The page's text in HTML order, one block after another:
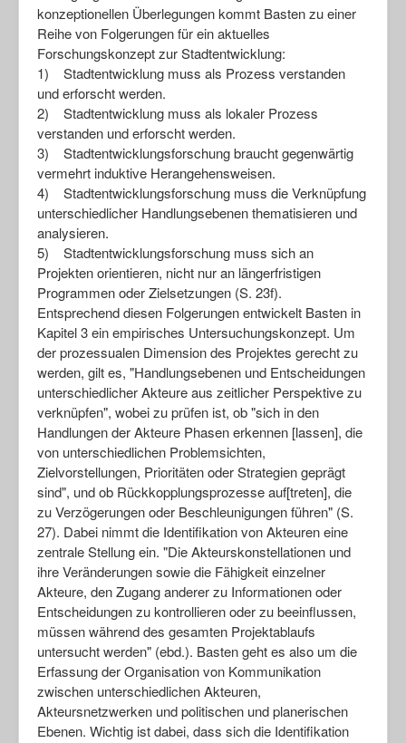
konzeptionellen Überlegungen kommt Basten zu einer
Reihe von Folgerungen für ein aktuelles
Forschungskonzept zur Stadtentwicklung:
1) Stadtentwicklung muss als Prozess verstanden
und erforscht werden.
2) Stadtentwicklung muss als lokaler Prozess
verstanden und erforscht werden.
3) Stadtentwicklungsforschung braucht gegenwärtig
vermehrt induktive Herangehensweisen.
4) Stadtentwicklungsforschung muss die Verknüpfung
unterschiedlicher Handlungsebenen thematisieren und
analysieren.
5) Stadtentwicklungsforschung muss sich an
Projekten orientieren, nicht nur an längerfristigen
Programmen oder Zielsetzungen (S. 23f).
Entsprechend diesen Folgerungen entwickelt Basten in
Kapitel 3 ein empirisches Untersuchungskonzept. Um
der prozessualen Dimension des Projektes gerecht zu
werden, gilt es, "Handlungsebenen und Entscheidungen
unterschiedlicher Akteure aus zeitlicher Perspektive zu
verknüpfen", wobei zu prüfen ist, ob "sich in den
Handlungen der Akteure Phasen erkennen [lassen], die
von unterschiedlichen Problemsichten,
Zielvorstellungen, Prioritäten oder Strategien geprägt
sind", und ob Rückkopplungsprozesse auf[treten], die
zu Verzögerungen oder Beschleunigungen führen" (S.
27). Dabei nimmt die Identifikation von Akteuren eine
zentrale Stellung ein. "Die Akteurskonstellationen und
ihre Veränderungen sowie die Fähigkeit einzelner
Akteure, den Zugang anderer zu Informationen oder
Entscheidungen zu kontrollieren oder zu beeinflussen,
müssen während des gesamten Projektablaufs
untersucht werden" (ebd.). Basten geht es also um die
Erfassung der Organisation von Kommunikation
zwischen unterschiedlichen Akteuren,
Akteursnetzwerken und politischen und planerischen
Ebenen. Wichtig ist dabei, dass sich die Identifikation